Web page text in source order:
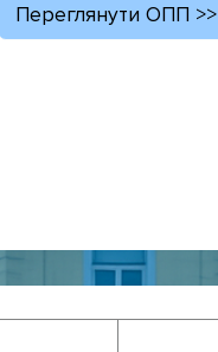
Переглянути ОПП >>